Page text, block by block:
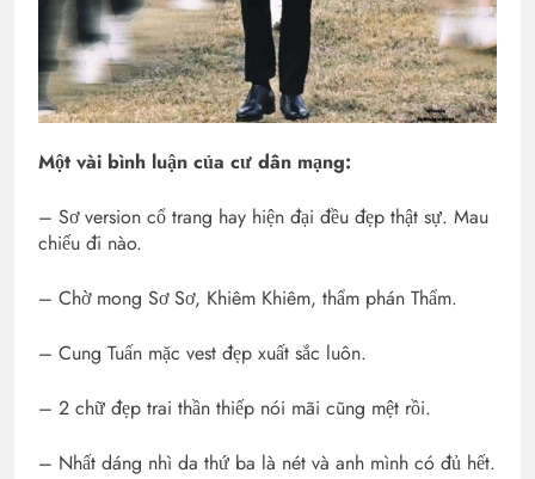
Một vài bình luận của cư dân mạng:
– Sơ version cổ trang hay hiện đại đều đẹp thật sự. Mau
chiếu đi nào.
– Chờ mong Sơ Sơ, Khiêm Khiêm, thẩm phán Thẩm.
– Cung Tuấn mặc vest đẹp xuất sắc luôn.
– 2 chữ đẹp trai thần thiếp nói mãi cũng mệt rồi.
– Nhất dáng nhì da thứ ba là nét và anh mình có đủ hết.